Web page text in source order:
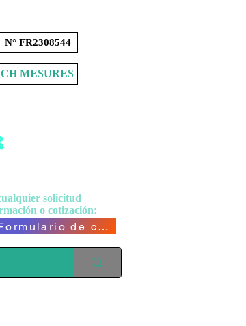
N° FR2308544
MESURES
solicitud
o cotización:
Formulario de contacto